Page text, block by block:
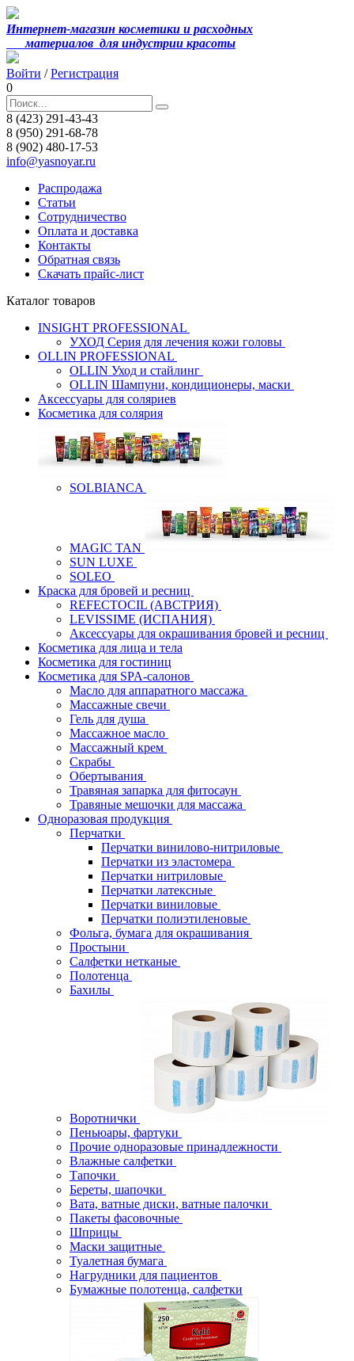
Интернет-магазин косметики и расходных
материалов для индустрии красоты
Войти /Регистрация
0
8 (423) 291-43-43
8 (950) 291-68-78
8 (902) 480-17-53
info@yasnoyar.ru
Распродажа
Статьи
Сотрудничество
Оплата и доставка
Контакты
Обратная связь
Скачать прайс-лист
Каталог товаров
INSIGHT PROFESSIONAL
УХОД Серия для лечения кожи головы
OLLIN PROFESSIONAL
OLLIN Уход и стайлинг
OLLIN Шампуни, кондиционеры, маски
Аксессуары для соляриев
Косметика для солярия
SOLBIANCA
MAGIC TAN
SUN LUXE
SOLEO
Краска для бровей и ресниц
REFECTOCIL (АВСТРИЯ)
LEVISSIME (ИСПАНИЯ)
Аксессуары для окрашивания бровей и ресниц
Косметика для лица и тела
Косметика для гостиниц
Косметика для SPA-салонов
Масло для аппаратного массажа
Массажные свечи
Гель для душа
Массажное масло
Массажный крем
Скрабы
Обертывания
Травяная запарка для фитосаун
Травяные мешочки для массажа
Одноразовая продукция
Перчатки
Перчатки винилово-нитриловые
Перчатки из эластомера
Перчатки нитриловые
Перчатки латексные
Перчатки виниловые
Перчатки полиэтиленовые
Фольга, бумага для окрашивания
Простыни
Салфетки нетканые
Полотенца
Бахилы
Воротнички
Пеньюары, фартуки
Прочие одноразовые принадлежности
Влажные салфетки
Тапочки
Береты, шапочки
Вата, ватные диски, ватные палочки
Пакеты фасовочные
Шприцы
Маски защитные
Туалетная бумага
Нагрудники для пациентов
Бумажные полотенца, салфетки